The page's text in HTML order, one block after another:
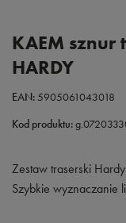
KAEM sznur
HARDY
EAN:5905061043018
Kod produktu:
Zestaw traserski
Szybkie wyznaczanie